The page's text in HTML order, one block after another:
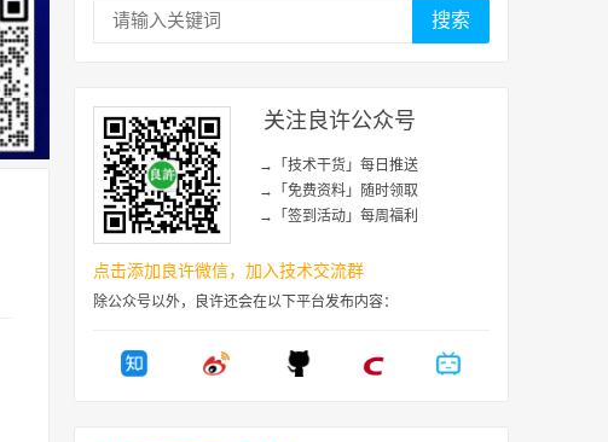
搜索
关注良许公众号
→「技术干货」每日推送
→「免费资料」随时领取
→「签到活动」每周福利
点击添加良许微信，加入技术交流群
除公众号以外，良许还会在以下平台发布内容：